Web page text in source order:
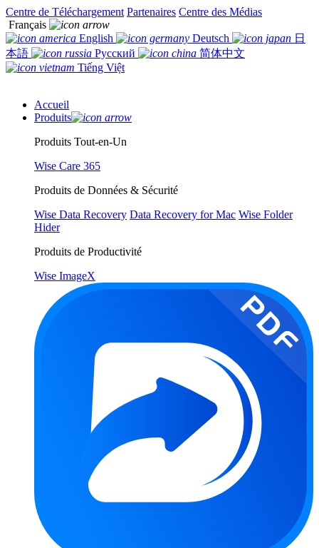
Centre de Téléchargement Partenaires Centre des Médias
Français
English
Deutsch
日
本語
Русский
简体中文
Tiếng Việt
Accueil
Produits
Produits Tout-en-Un
Wise Care 365
Produits de Données & Sécurité
Wise Data Recovery Data Recovery for Mac Wise Folder
Hider
Produits de Productivité
Wise ImageX